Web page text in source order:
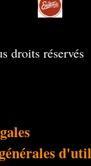
droits